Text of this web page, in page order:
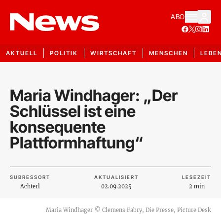
ABO
AKTUELL POLITIK WIRTSCHAFT MENSCHEN
Maria Windhager: „Der
Schlüssel ist eine
konsequente
Plattformhaftung“
SUBRESSORT
Achterl
AKTUALISIERT
02.09.2025
LESEZEIT
2 min
Maria Windhager © Clemens Fabry, Die Presse, Picture Desk